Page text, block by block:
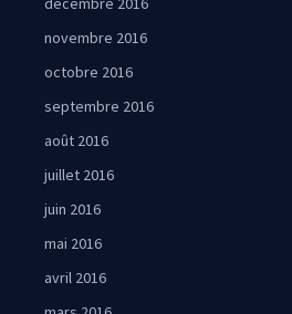
novembre 2016
octobre 2016
septembre 2016
août 2016
juillet 2016
juin 2016
mai 2016
avril 2016